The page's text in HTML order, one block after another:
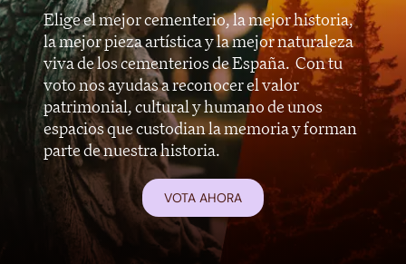
Elige el mejor cementerio, la mejor historia,
la mejor pieza artística y la mejor naturaleza
viva de los cementerios de España. Con tu
voto nos ayudas a reconocer el valor
patrimonial, cultural y humano de unos
espacios que custodian la memoria y forman
parte de nuestra historia.
VOTA AHORA